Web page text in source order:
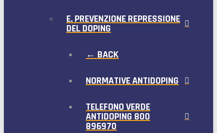
E. PREVENZIONE REPRESSIONE
DEL DOPING
← BACK
NORMATIVE ANTIDOPING
TELEFONO VERDE
ANTIDOPING 800
896970